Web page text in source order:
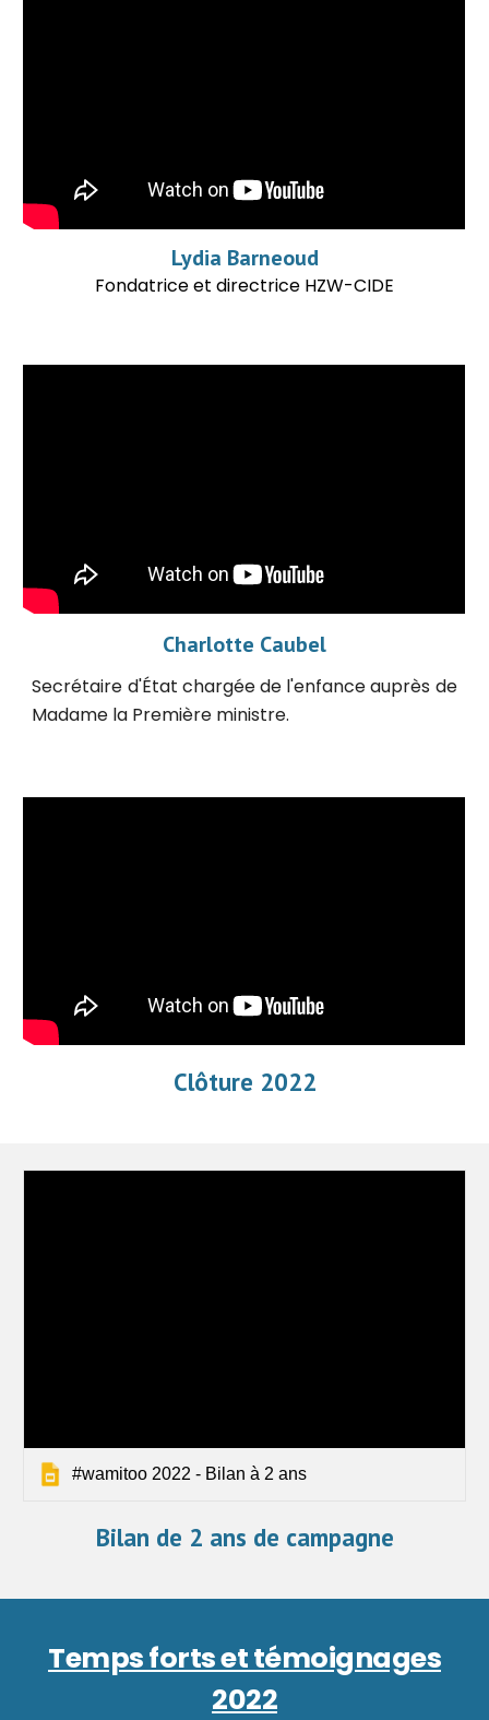
Lydia Barneoud
Fondatrice et directrice HZW-CIDE
Charlotte Caubel
Secrétaire d'État chargée de l'enfance auprès de
Madame la Première ministre.
Clôture 2022
#wamitoo 2022 - Bilan à 2 ans
Bilan de 2 ans de campagne
Temps forts et témoignages
2022